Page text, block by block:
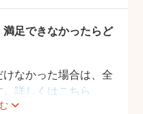
足できなかったらど
なかった場合は、全
。詳しくはこちら